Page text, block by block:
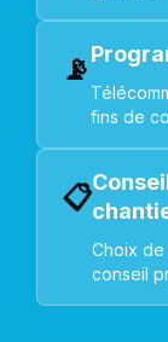
📡
fins de
📋
Choix de
conseil